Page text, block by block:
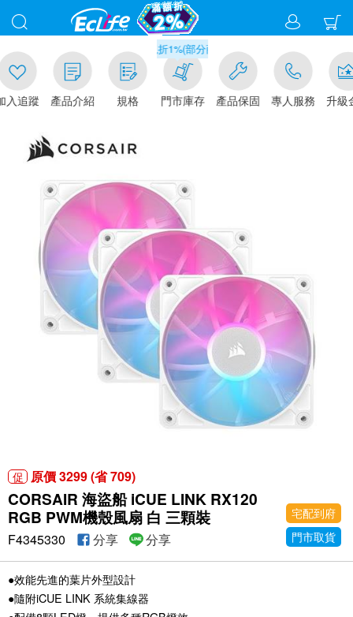
蹤 產品介紹 規格
滿千元門市取貨現折1%(部分商品不適用)-請點我看
門市庫存 產品保固 專人服務 升級金賺
促 原價 3299 (省 709)
CORSAIR 海盜船 iCUE LINK RX120
RGB PWM機殼風扇 白 三顆裝
宅配到府
門市取貨
F4345330 分享 分享
●效能先進的葉片外型設計
●隨附iCUE LINK 系統集線器